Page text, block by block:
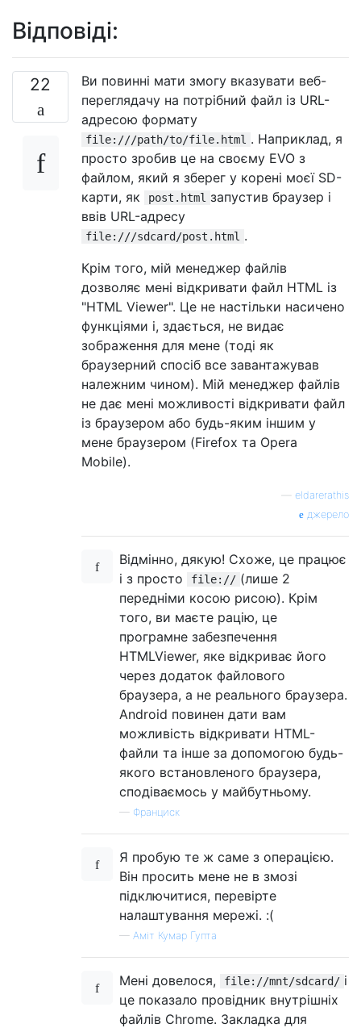
Відповіді:
22
Ви повинні мати змогу вказувати веб-
переглядачу на потрібний файл із URL-
адресою формату
file:///path/to/file.html . Наприклад, я
просто зробив це на своєму EVO з
файлом, який я зберег у корені моєї SD-
карти, як
post.html запустив браузер і
ввів URL-адресу
file:///sdcard/post.html .
Крім того, мій менеджер файлів
дозволяє мені відкривати файл HTML із
"HTML Viewer". Це не настільки насичено
функціями і, здається, не видає
зображення для мене (тоді як
браузерний спосіб все завантажував
належним чином). Мій менеджер файлів
не дає мені можливості відкривати файл
із браузером або будь-яким іншим у
мене браузером (Firefox та Opera
Mobile).
eldarerathis
джерело
Відмінно, дякую! Схоже, це працює
і з просто
file:// (лише 2
передніми косою рисою). Крім
того, ви маєте рацію, це
програмне забезпечення
HTMLViewer, яке відкриває його
через додаток файлового
браузера, а не реального браузера.
Android повинен дати вам
можливість відкривати HTML-
файли та інше за допомогою будь-
якого встановленого браузера,
сподіваємось у майбутньому.
— Франциск
Я пробую те ж саме з операцією.
Він просить мене не в змозі
підключитися, перевірте
налаштування мережі. :(
— Аміт Кумар Гупта
Мені довелося, file://mnt/sdcard/ і
це показало провідник внутрішніх
файлів Chrome. Закладка для